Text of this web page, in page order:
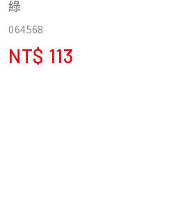
綠
064568
NT$ 113